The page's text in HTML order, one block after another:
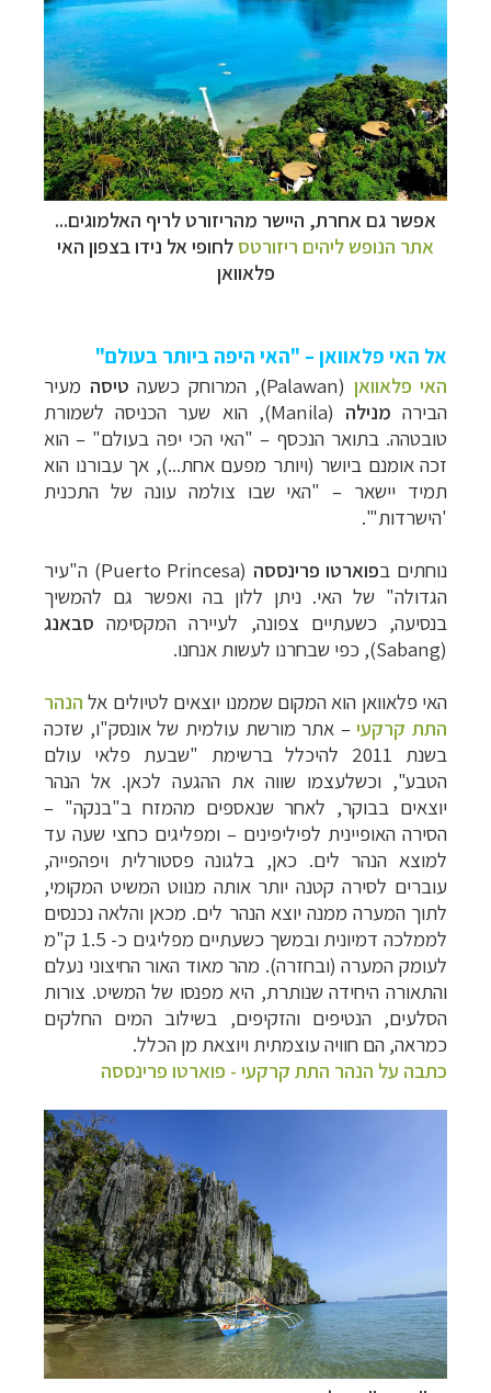
אפשר גם אחרת, היישר מהריזורט לריף האלמוגים...
אתר הנופש ליהים ריזורטס לחופי אל נידו בצפון האי
פלאוואן
אל האי פלאוואן – "האי היפה ביותר בעולם"
האי פלאוואן (
Palawan), המרוחק כשעה טיסה מעיר
הבירה מנילה (
Manila), הוא שער הכניסה לשמורת
טובטהה. בתואר הנכסף – "האי הכי יפה בעולם" – הוא
זכה אומנם ביושר (ויותר מפעם אחת...), אך עבורנו הוא
תמיד יישאר – "האי שבו צולמה עונה של התכנית
'הישרדות'".
נוחתים בפוארטו פרינססה (
Puerto Princesa) ה"עיר
הגדולה" של האי. ניתן ללון בה ואפשר גם להמשיך
בנסיעה, כשעתיים צפונה, לעיירה המקסימה סבאנג
(
Sabang), כפי שבחרנו לעשות אנחנו.
האי פלאוואן הוא המקום שממנו יוצאים לטיולים אל הנהר
התת קרקעי– אתר מורשת עולמית של אונסק"ו, שזכה
בשנת 2011 להיכלל ברשימת "שבעת פלאי עולם
הטבע", וכשלעצמו שווה את ההגעה לכאן. אל הנהר
יוצאים בבוקר, לאחר שנאספים מהמזח ב"בנקה" –
הסירה האופיינית לפיליפינים – ומפליגים כחצי שעה עד
למוצא הנהר לים. כאן, בלגונה פסטורלית ויפהפייה,
עוברים לסירה קטנה יותר אותה מנווט המשיט המקומי,
לתוך המערה ממנה יוצא הנהר לים. מכאן והלאה נכנסים
לממלכה דמיונית ובמשך כשעתיים מפליגים כ- 1.5 ק"מ
לעומק המערה (ובחזרה). מהר מאוד האור החיצוני נעלם
והתאורה היחידה שנותרת, היא מפנסו של המשיט. צורות
הסלעים, הנטיפים והזקיפים, בשילוב המים החלקים
כמראה, הם חוויה עוצמתית ויוצאת מן הכלל.
כתבה על הנהר התת קרקעי - פוארטו פרינססה